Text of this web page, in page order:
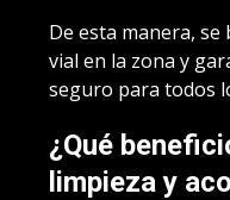
De esta manera,
vial en la zona y
seguro para todos
¿Qué
limpieza y